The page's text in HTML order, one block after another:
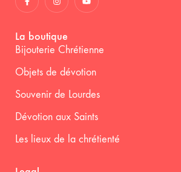
La boutique
Bijouterie Chrétienne
Objets de dévotion
Souvenir de Lourdes
Dévotion aux Saints
Les lieux de la chrétienté